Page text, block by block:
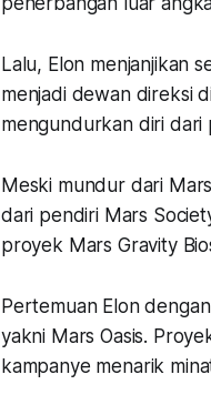
Lalu, Elon menjanjikan
menjadi dewan direksi
mengundurkan diri dari
Meski mundur dari
dari pendiri Mars
proyek Mars Gravity
Pertemuan Elon
yakni Mars Oasis.
kampanye menarik